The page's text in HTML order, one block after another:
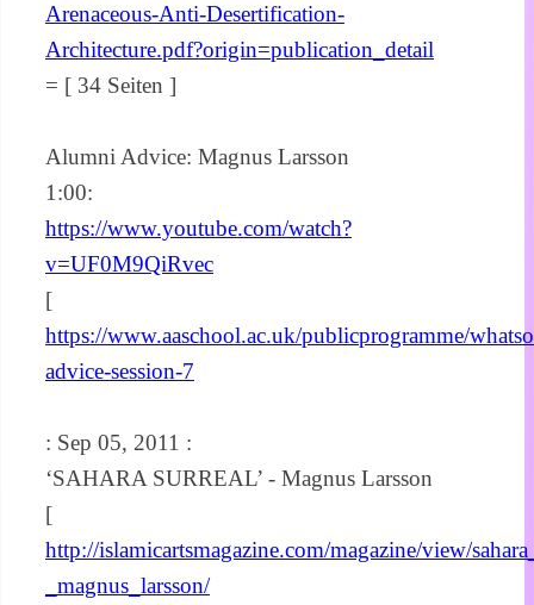
Arenaceous-Anti-Desertification-
Architecture.pdf?origin=publication_detail
= [ 34 Seiten ]
Alumni Advice: Magnus Larsson
1:00:
https://www.youtube.com/watch?
v=UF0M9QiRvec
[
https://www.aaschool.ac.uk/publicprogramme/
advice-session-7
: Sep 05, 2011 :
‘SAHARA SURREAL’ - Magnus Larsson
[
http://islamicartsmagazine.com/magazine/view/
_magnus_larsson/